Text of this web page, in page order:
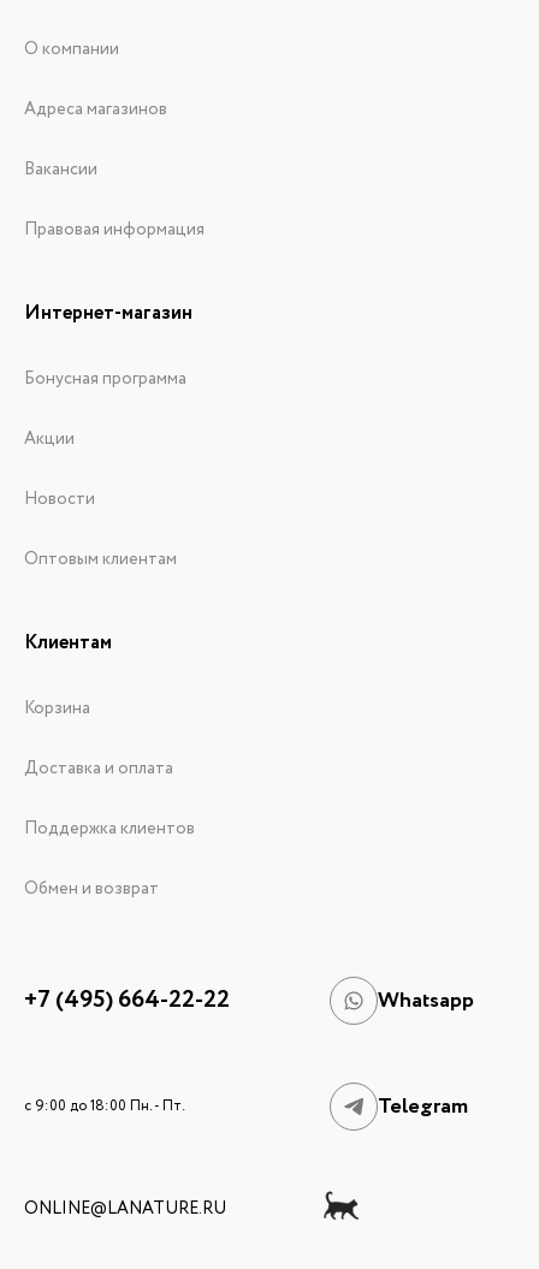
О компании
Адреса магазинов
Вакансии
Правовая информация
Интернет-магазин
Бонусная программа
Акции
Новости
Оптовым клиентам
Клиентам
Корзина
Доставка и оплата
Поддержка клиентов
Обмен и возврат
+7 (495) 664-22-22 Whatsapp
c 9:00 до 18:00 Пн. - Пт. Telegram
ONLINE@LANATURE.RU